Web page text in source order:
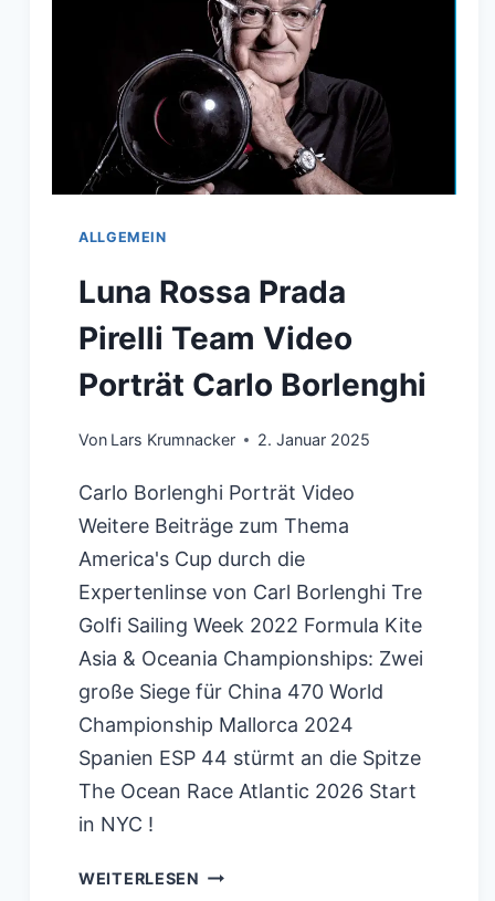
POSITIVE
BILANZ
VON
1,034
MILLIARDEN
EURO
ALLGEMEIN
Luna Rossa Prada
Pirelli Team Video
Porträt Carlo Borlenghi
Von Lars Krumnacker 2. Januar 2025
Carlo Borlenghi Porträt Video
Weitere Beiträge zum Thema
America's Cup durch die
Expertenlinse von Carl Borlenghi Tre
Golfi Sailing Week 2022 Formula Kite
Asia & Oceania Championships: Zwei
große Siege für China 470 World
Championship Mallorca 2024
Spanien ESP 44 stürmt an die Spitze
The Ocean Race Atlantic 2026 Start
in NYC !
WEITERLESEN LUNA